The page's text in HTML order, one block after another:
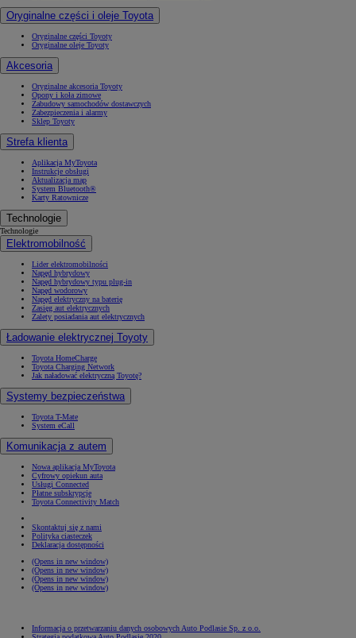
Oryginalne części i oleje Toyota
Oryginalne części Toyoty
Oryginalne oleje Toyoty
Akcesoria
Oryginalne akcesoria Toyoty
Opony i koła zimowe
Zabudowy samochodów dostawczych
Zabezpieczenia i alarmy
Sklep Toyoty
Strefa klienta
Aplikacja MyToyota
Instrukcje obsługi
Aktualizacja map
System Bluetooth®
Karty Ratownicze
Technologie
Technologie
Elektromobilność
Lider elektromobilności
Napęd hybrydowy
Napęd hybrydowy typu plug-in
Napęd wodorowy
Napęd elektryczny na baterię
Zasięg aut elektrycznych
Zalety posiadania aut elektrycznych
Ładowanie elektrycznej Toyoty
Toyota HomeCharge
Toyota Charging Network
Jak naładować elektryczną Toyotę?
Systemy bezpieczeństwa
Toyota T-Mate
System eCall
Komunikacja z autem
Nowa aplikacja MyToyota
Cyfrowy opiekun auta
Usługi Connected
Płatne subskrypcje
Toyota Connectivity Match
Skontaktuj się z nami
Polityka ciasteczek
Deklaracja dostępności
(Opens in new window)
(Opens in new window)
(Opens in new window)
(Opens in new window)
Informacja o przetwarzaniu danych osobowych Auto Podlasie Sp. z o.o.